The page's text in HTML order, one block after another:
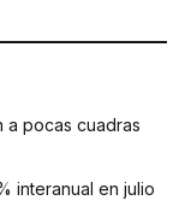
a pocas cuadras
interanual en julio